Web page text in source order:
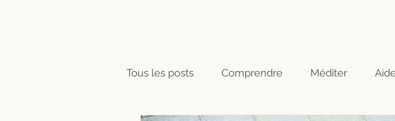
Tous les posts Comprendre Méditer